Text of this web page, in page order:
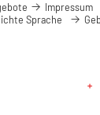
Impressum
Sprache